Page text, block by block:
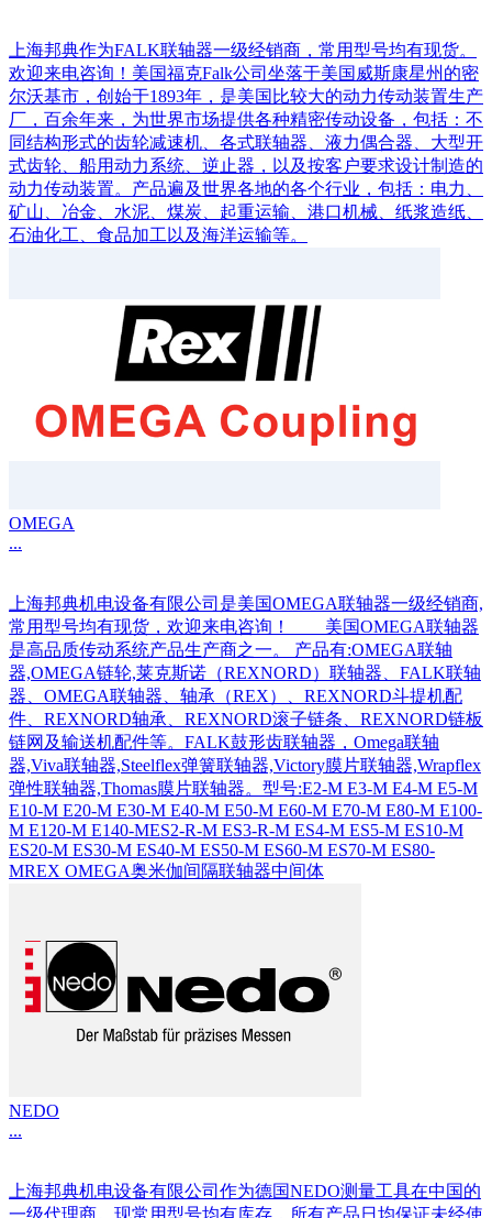
上海邦典作为FALK联轴器一级经销商，常用型号均有现货。
欢迎来电咨询！美国福克Falk公司坐落于美国威斯康星州的密
尔沃基市，创始于1893年，是美国比较大的动力传动装置生产
厂，百余年来，为世界市场提供各种精密传动设备，包括：不
同结构形式的齿轮减速机、各式联轴器、液力偶合器、大型开
式齿轮、船用动力系统、逆止器，以及按客户要求设计制造的
动力传动装置。产品遍及世界各地的各个行业，包括：电力、
矿山、冶金、水泥、煤炭、起重运输、港口机械、纸浆造纸、
石油化工、食品加工以及海洋运输等。
OMEGA
...
上海邦典机电设备有限公司是美国OMEGA联轴器一级经销商,
常用型号均有现货，欢迎来电咨询！ 美国OMEGA联轴器
是高品质传动系统产品生产商之一。 产品有:OMEGA联轴
器,OMEGA链轮,莱克斯诺（REXNORD）联轴器、FALK联轴
器、OMEGA联轴器、轴承（REX）、REXNORD斗提机配
件、REXNORD轴承、REXNORD滚子链条、REXNORD链板
链网及输送机配件等。FALK鼓形齿联轴器，Omega联轴
器,Viva联轴器,Steelflex弹簧联轴器,Victory膜片联轴器,Wrapflex
弹性联轴器,Thomas膜片联轴器。型号:E2-M E3-M E4-M E5-M
E10-M E20-M E30-M E40-M E50-M E60-M E70-M E80-M E100-
M E120-M E140-MES2-R-M ES3-R-M ES4-M ES5-M ES10-M
ES20-M ES30-M ES40-M ES50-M ES60-M ES70-M ES80-
MREX OMEGA奥米伽间隔联轴器中间体
NEDO
...
上海邦典机电设备有限公司作为德国NEDO测量工具在中国的
一级代理商。现常用型号均有库存，所有产品日均保证未经使